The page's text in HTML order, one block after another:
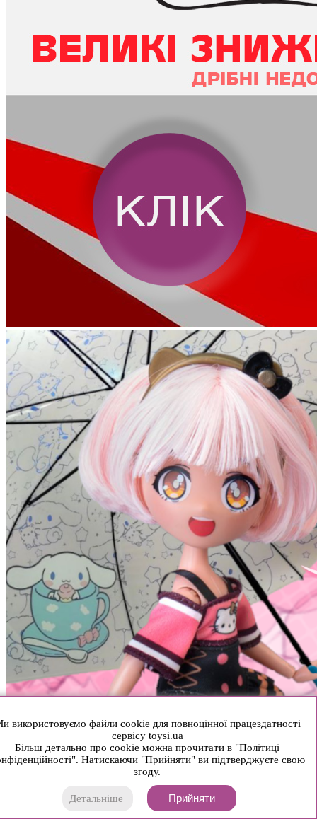
використовуємо файли cookie для повноцінної працездатності
сервісу toysi.ua
Більш детально про cookie можна прочитати в "Політиці
Натискаючи "Прийняти" ви підтверджуєте свою
згоду.
Детальніше Прийняти